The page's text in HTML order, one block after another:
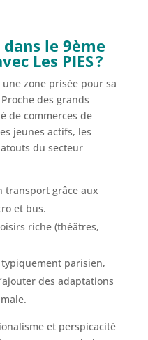
le 9ème
Les PIES ?
zone prisée pour sa
des grands
de commerces de
jeunes actifs, les
du secteur
transport grâce aux
et bus.
riche (théâtres,
parisien,
des adaptations
et perspicacité